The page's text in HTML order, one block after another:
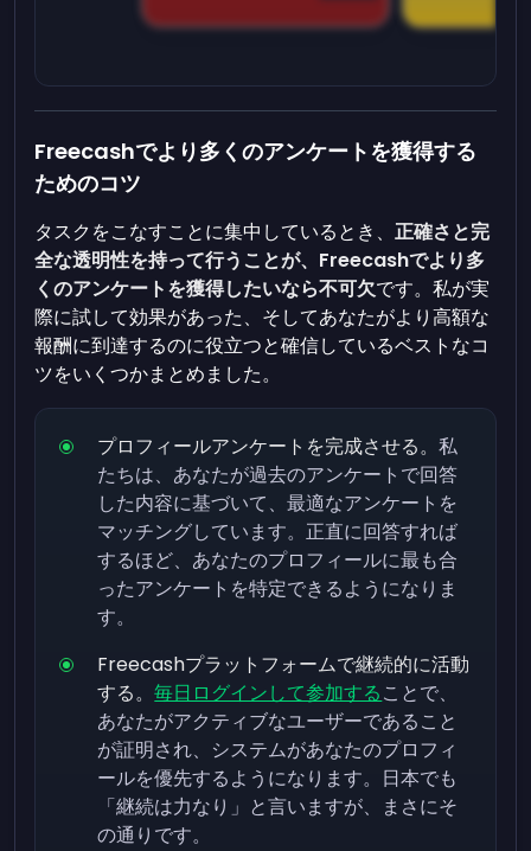
Freecashでより多くのアンケートを獲得する
ためのコツ
タスクをこなすことに集中しているとき、正確さと完
全な透明性を持って行うことが、Freecashでより多
くのアンケートを獲得したいなら不可欠です。私が実
際に試して効果があった、そしてあなたがより高額な
報酬に到達するのに役立つと確信しているベストなコ
ツをいくつかまとめました。
プロフィールアンケートを完成させる。私
たちは、あなたが過去のアンケートで回答
した内容に基づいて、最適なアンケートを
マッチングしています。正直に回答すれば
するほど、あなたのプロフィールに最も合
ったアンケートを特定できるようになりま
す。
Freecashプラットフォームで継続的に活動
する。毎日ログインして参加することで、
あなたがアクティブなユーザーであること
が証明され、システムがあなたのプロフィ
ールを優先するようになります。日本でも
「継続は力なり」と言いますが、まさにそ
の通りです。